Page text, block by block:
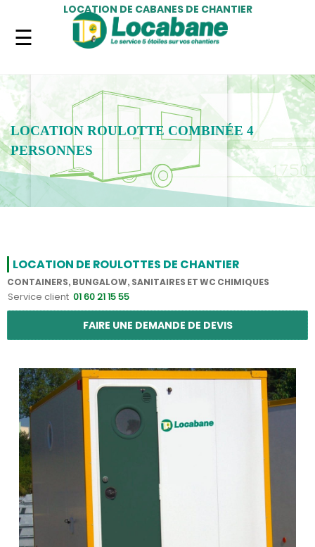
LOCATION DE CABANES DE CHANTIER
LOCATION ROULOTTE COMBINÉE 4
PERSONNES
LOCATION DE ROULOTTES DE CHANTIER
CONTAINERS, BUNGALOW, SANITAIRES ET WC CHIMIQUES
Service client 01 60 21 15 55
FAIRE UNE DEMANDE DE DEVIS